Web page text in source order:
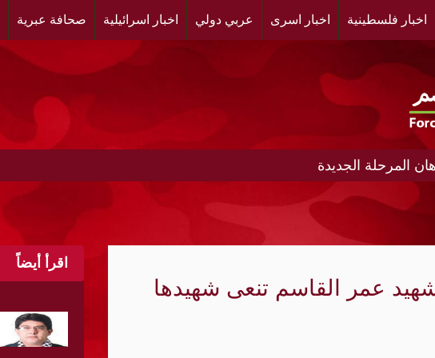
اخبار فلسطينية اخبار اسرى عربي دولي اخبار اسرائيلية صحافة عبرية
المرحلة الجديدة
إلى نظام أمني متعدد الأقطاب؟
عمر القاسم تنعى شهيدها
اقرأ أيضاً